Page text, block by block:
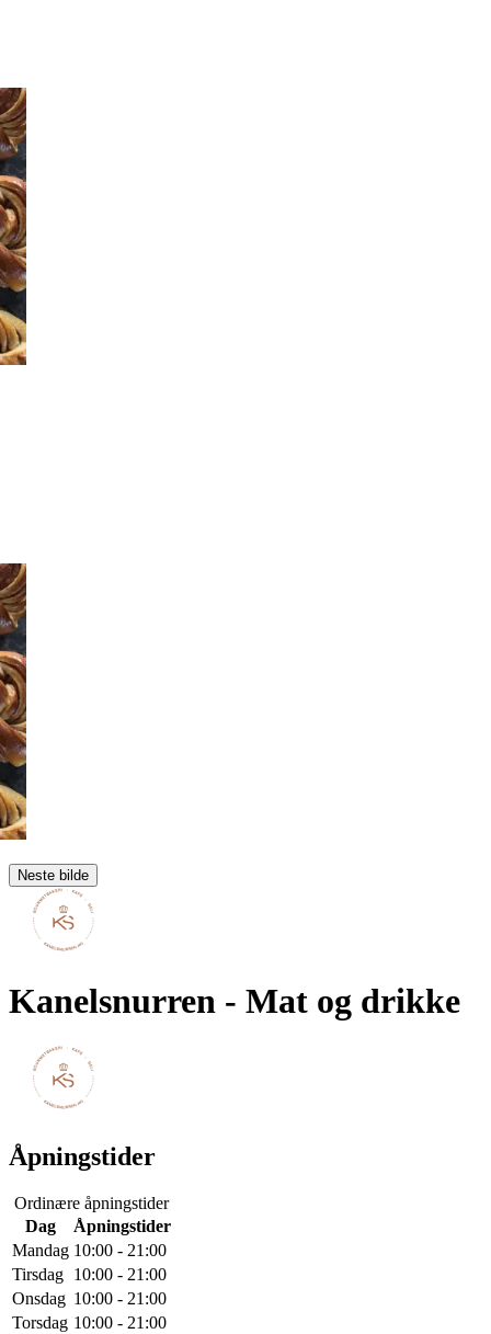
Neste bilde
Kanelsnurren - Mat og drikke
Åpningstider
Ordinære åpningstider
Dag
Åpningstider
Mandag 10:00 - 21:00
Tirsdag 10:00 - 21:00
Onsdag 10:00 - 21:00
Torsdag 10:00 - 21:00